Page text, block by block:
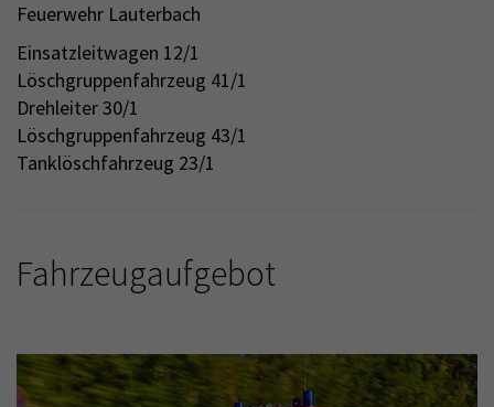
Feuerwehr Lauterbach
Einsatzleitwagen 12/1
Löschgruppenfahrzeug 41/1
Drehleiter 30/1
Löschgruppenfahrzeug 43/1
Tanklöschfahrzeug 23/1
Fahrzeugaufgebot